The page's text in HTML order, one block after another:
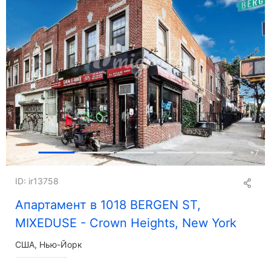
+7
Апартамент в 1018 BERGEN ST,
MIXEDUSE - Crown Heights, New York
ID: ir13758
США, Нью-Йорк